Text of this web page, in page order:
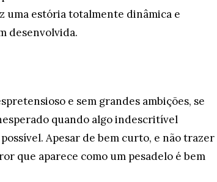
uma estória totalmente dinâmica e
desenvolvida.
e sem grandes ambições, se
quando algo indescritível
Apesar de bem curto, e não trazer
que aparece como um pesadelo é bem